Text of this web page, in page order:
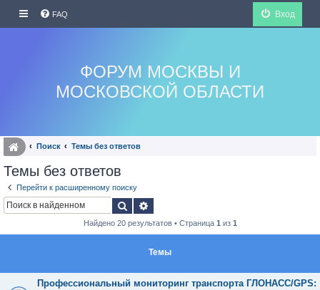
FAQ Вход
ФОРУМ МОСКВЫ И
МОСКОВСКОЙ ОБЛАСТИ
Поиск Темы без ответов
Темы без ответов
Перейти к расширенному поиску
Поиск
Найдено 20 результатов • Страница 1 из 1
Темы
Профессиональный мониторинг транспорта ГЛОНАСС/GPS: